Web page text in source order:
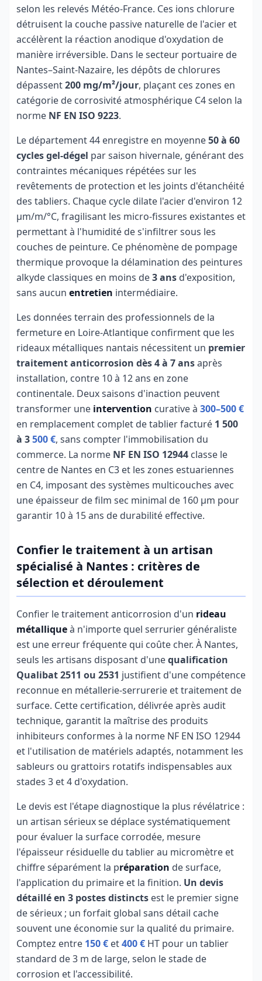
selon les relevés Météo-France. Ces ions chlorure
détruisent la couche passive naturelle de l'acier et
accélèrent la réaction anodique d'oxydation de
manière irréversible. Dans le secteur portuaire de
Nantes–Saint-Nazaire, les dépôts de chlorures
dépassent200 mg/m²/jour, plaçant ces zones en
catégorie de corrosivité atmosphérique C4 selon la
norme NF EN ISO 9223.
Le département 44 enregistre en moyenne50 à 60
cycles gel-dégel par saison hivernale, générant des
contraintes mécaniques répétées sur les
revêtements de protection et les joints d'étanchéité
des tabliers. Chaque cycle dilate l'acier d'environ 12
µm/m/°C, fragilisant les micro-fissures existantes et
permettant à l'humidité de s'infiltrer sous les
couches de peinture. Ce phénomène de pompage
thermique provoque la délamination des peintures
alkyde classiques en moins de3 ans d'exposition,
sans aucun entretien intermédiaire.
Les données terrain des professionnels de la
fermeture en Loire-Atlantique confirment que les
rideaux métalliques nantais nécessitent un premier
traitement anticorrosion dès 4 à 7 ansaprès
installation, contre 10 à 12 ans en zone
continentale. Deux saisons d'inaction peuvent
transformer une intervention curative à 300–500 €
en remplacement complet de tablier facturé 1 500
à 3500 €, sans compter l'immobilisation du
commerce. La norme NF EN ISO 12944 classe le
centre de Nantes en C3 et les zones estuariennes
en C4, imposant des systèmes multicouches avec
une épaisseur de film sec minimal de 160 µm pour
garantir 10 à 15 ans de durabilité effective.
Confier le traitement à un artisan
spécialisé à Nantes : critères de
sélection et déroulement
Confier le traitement anticorrosion d'un rideau
métalliqueà n'importe quel serrurier généraliste
est une erreur fréquente qui coûte cher. À Nantes,
seuls les artisans disposant d'unequalification
Qualibat 2511 ou 2531 justifient d'une compétence
reconnue en métallerie-serrurerie et traitement de
surface. Cette certification, délivrée après audit
technique, garantit la maîtrise des produits
inhibiteurs conformes à la norme NF EN ISO 12944
et l'utilisation de matériels adaptés, notamment les
sableurs ou grattoirs rotatifs indispensables aux
stades 3 et 4 d'oxydation.
Le devis est l'étape diagnostique la plus révélatrice :
un artisan sérieux se déplace systématiquement
pour évaluer la surface corrodée, mesure
l'épaisseur résiduelle du tablier au micromètre et
chiffre séparément la préparation de surface,
l'application du primaire et la finition. Un devis
détaillé en 3 postes distincts est le premier signe
de sérieux ; un forfait global sans détail cache
souvent une économie sur la qualité du primaire.
Comptez entre 150 € et400 € HT pour un tablier
standard de 3 m de large, selon le stade de
corrosion et l'accessibilité.